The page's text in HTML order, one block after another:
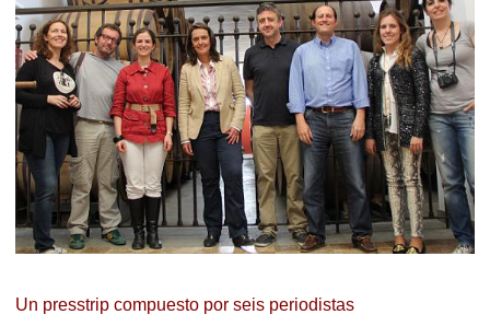
Un presstrip compuesto por seis periodistas